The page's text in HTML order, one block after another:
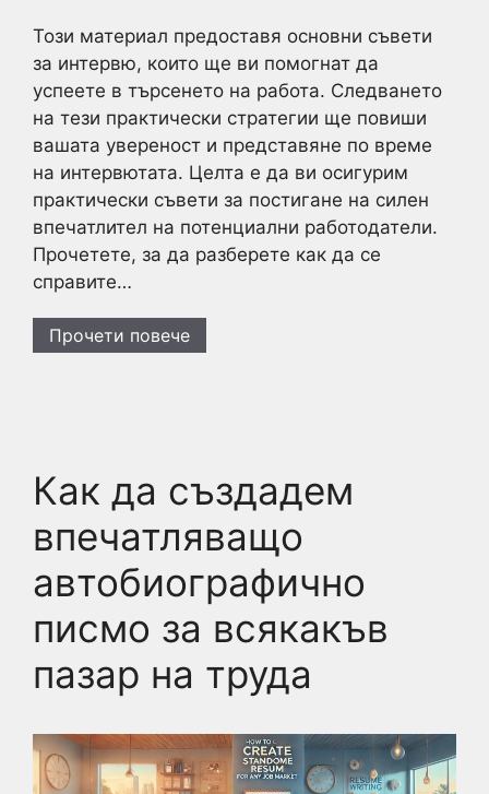
Този материал предоставя основни съвети
за интервю, които ще ви помогнат да
успеете в търсенето на работа. Следването
на тези практически стратегии ще повиши
вашата увереност и представяне по време
на интервютата. Целта е да ви осигурим
практически съвети за постигане на силен
впечатлител на потенциални работодатели.
Прочетете, за да разберете как да се
справите…
Прочети повече
Как да създадем
впечатляващо
автобиографично
писмо за всякакъв
пазар на труда